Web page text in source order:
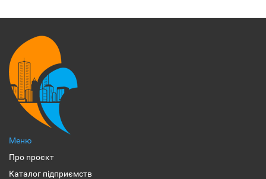
Меню
Про проєкт
Каталог підприємств